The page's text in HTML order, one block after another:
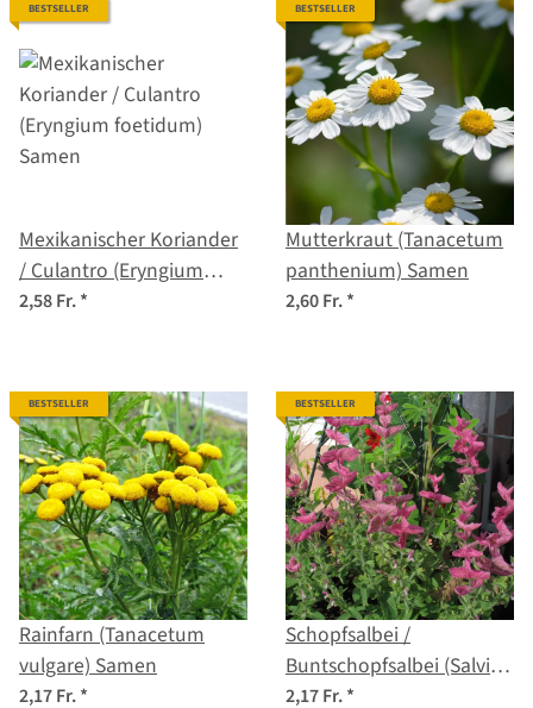
BESTSELLER
Mexikanischer Koriander
/ Culantro (Eryngium
foetidum) Samen
2,58 Fr.*
BESTSELLER
Mutterkraut (Tanacetum
panthenium) Samen
2,60 Fr.*
BESTSELLER
Rainfarn (Tanacetum
vulgare) Samen
2,17 Fr.*
BESTSELLER
Schopfsalbei /
Buntschopfsalbei (Salvia
viridis) Samen
2,17 Fr.*